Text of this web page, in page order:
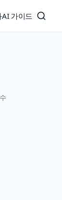
AI 가이드